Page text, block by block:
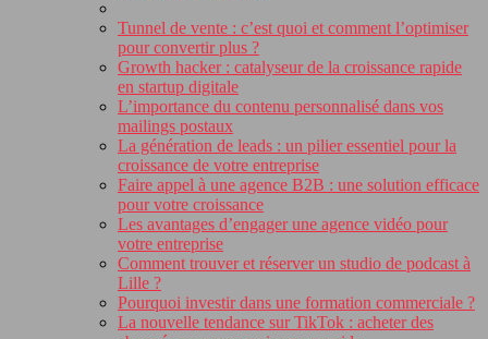
Tunnel de vente : c’est quoi et comment l’optimiser
pour convertir plus ?
Growth hacker : catalyseur de la croissance rapide
en startup digitale
L’importance du contenu personnalisé dans vos
mailings postaux
La génération de leads : un pilier essentiel pour la
croissance de votre entreprise
Faire appel à une agence B2B : une solution efficace
pour votre croissance
Les avantages d’engager une agence vidéo pour
votre entreprise
Comment trouver et réserver un studio de podcast à
Lille ?
Pourquoi investir dans une formation commerciale ?
La nouvelle tendance sur TikTok : acheter des